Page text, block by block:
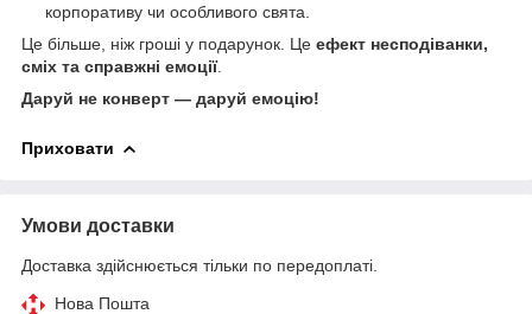
корпоративу чи особливого свята.
Це більше, ніж гроші у подарунок. Це ефект несподіванки,
сміх та справжні емоції.
Даруй не конверт — даруй емоцію!
Приховати
Умови доставки
Доставка здійснюється тільки по передоплаті.
Нова Пошта